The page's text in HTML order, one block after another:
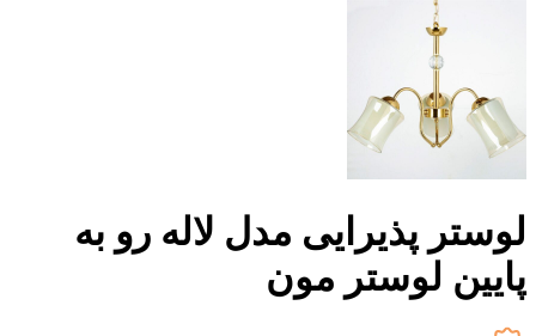
لوستر پذیرایی مدل لاله رو به
پایین لوستر مون